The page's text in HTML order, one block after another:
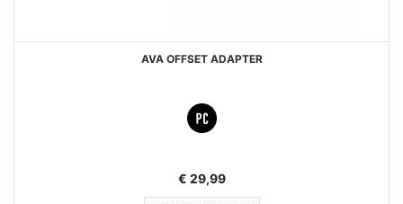
AVA OFFSET ADAPTER
€ 29,99